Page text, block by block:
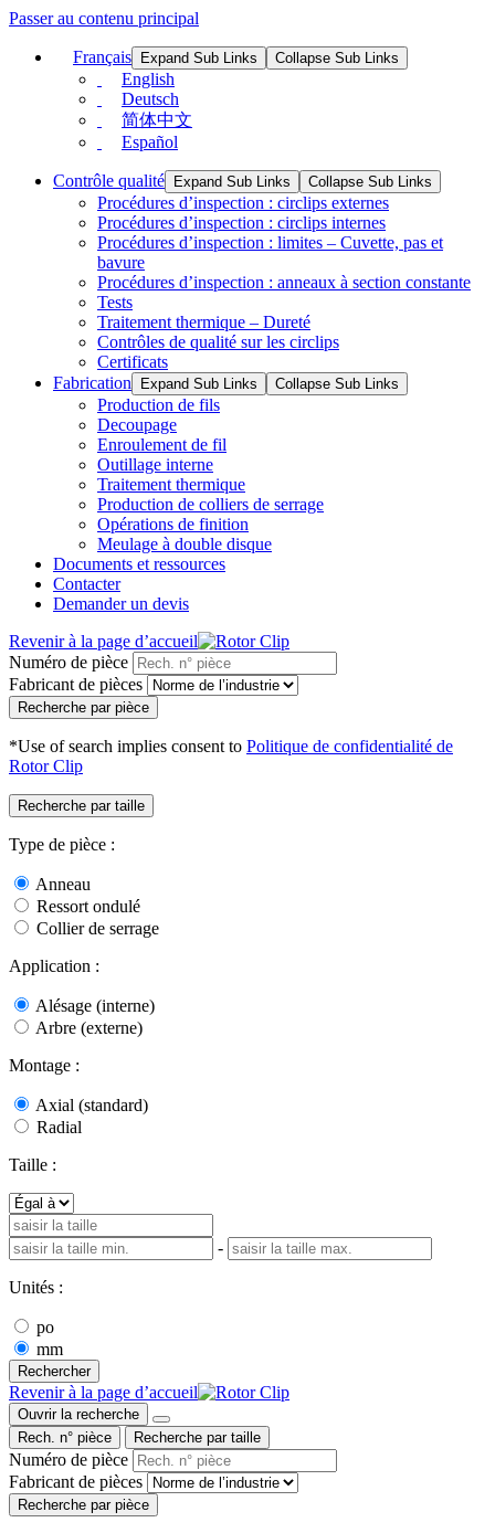
Passer au contenu principal
Français Expand Sub Links Collapse Sub Links
English
Deutsch
简体中文
Español
Contrôle qualité Expand Sub Links Collapse Sub Links
Procédures d’inspection : circlips externes
Procédures d’inspection : circlips internes
Procédures d’inspection : limites – Cuvette, pas et
bavure
Procédures d’inspection : anneaux à section constante
Tests
Traitement thermique – Dureté
Contrôles de qualité sur les circlips
Certificats
Fabrication
Expand Sub Links Collapse Sub Links
Production de fils
Decoupage
Enroulement de fil
Outillage interne
Traitement thermique
Production de colliers de serrage
Opérations de finition
Meulage à double disque
Documents et ressources
Contacter
Demander un devis
Revenir à la page d’accueil
Numéro de pièce
Fabricant de pièces
Recherche par pièce
*Use of search implies consent to Politique de confidentialité de
Rotor Clip
Recherche par taille
Type de pièce :
Anneau
Ressort ondulé
Collier de serrage
Application :
Alésage (interne)
Arbre (externe)
Montage :
Axial (standard)
Radial
Taille :
-
Unités :
po
mm
Rechercher
Revenir à la page d’accueil
Ouvrir la recherche
Rech. n° pièce
Recherche par taille
Numéro de pièce
Fabricant de pièces
Recherche par pièce